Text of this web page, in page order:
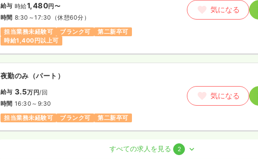
給与 時給1,480円〜
時間 8:30～17:30 （休憩60分）
担当業務未経験可
ブランク可
第二新卒可
時給1,400円以上可
気になる
夜勤のみ（パート）
給与 3.5万円/回
時間 16:30～9:30
担当業務未経験可
ブランク可 第二新卒可
気になる
すべての求人を見る 2